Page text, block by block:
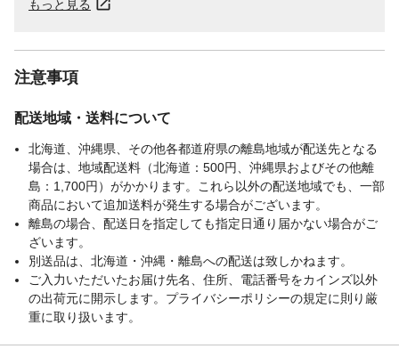
もっと見る
注意事項
配送地域・送料について
北海道、沖縄県、その他各都道府県の離島地域が配送先となる
場合は、地域配送料（北海道：500円、沖縄県およびその他離
島：1,700円）がかかります。これら以外の配送地域でも、一部
商品において追加送料が発生する場合がございます。
離島の場合、配送日を指定しても指定日通り届かない場合がご
ざいます。
別送品は、北海道・沖縄・離島への配送は致しかねます。
ご入力いただいたお届け先名、住所、電話番号をカインズ以外
の出荷元に開示します。プライバシーポリシーの規定に則り厳
重に取り扱います。